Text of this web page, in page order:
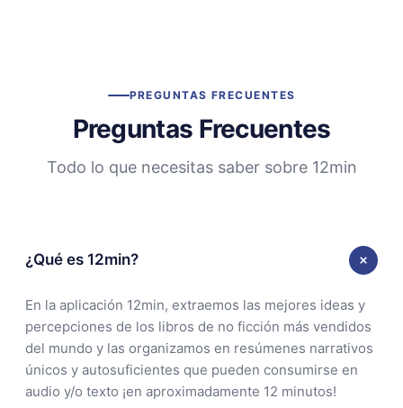
PREGUNTAS FRECUENTES
Preguntas Frecuentes
Todo lo que necesitas saber sobre 12min
¿Qué es 12min?
En la aplicación 12min, extraemos las mejores ideas y
percepciones de los libros de no ficción más vendidos
del mundo y las organizamos en resúmenes narrativos
únicos y autosuficientes que pueden consumirse en
audio y/o texto ¡en aproximadamente 12 minutos!